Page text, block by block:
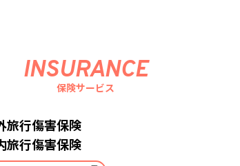
INSURANCE
保険サービス
旅行傷害保険
旅行傷害保険